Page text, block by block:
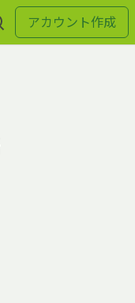
アカウント作成